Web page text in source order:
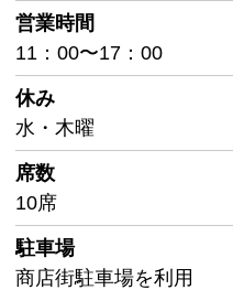
営業時間
11：00〜17：00
休み
水・木曜
席数
10席
駐車場
商店街駐車場を利用